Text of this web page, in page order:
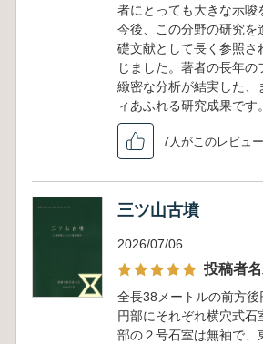
者にとっても大きな示唆
今後、この分野の研究を
礎文献として長く参照さ
じました。著者の長年の
緻密な分析が結実した、
ィあふれる研究成果です。
7人がこのレビュ
三ツ山古墳
2026/07/06
投稿者
全長38メートルの前方
円部にそれぞれ横穴式石
部の２号石室は無袖で、